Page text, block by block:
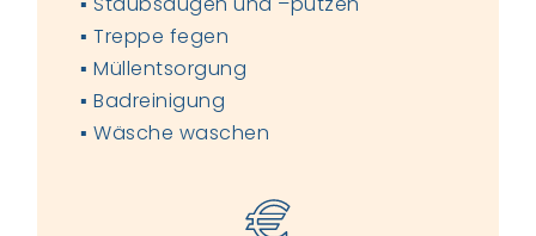
▪ Treppe fegen
▪ Müllentsorgung
▪ Badreinigung
▪ Wäsche waschen